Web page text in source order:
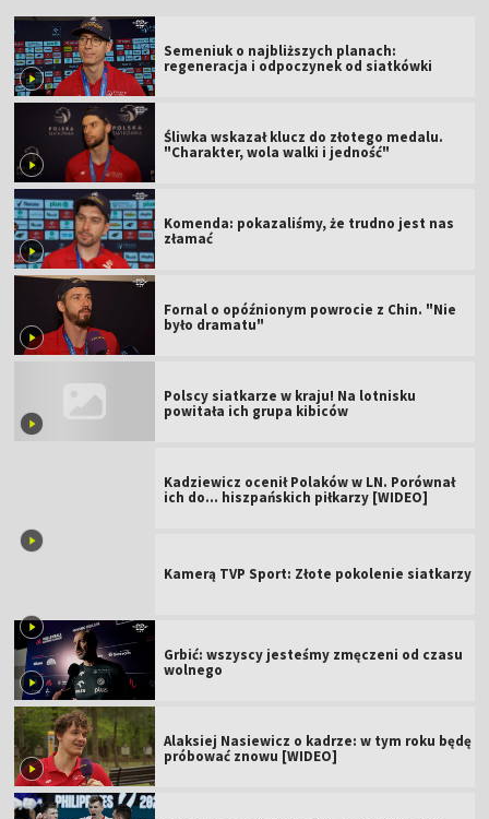
Semeniuk o najbliższych planach:
regeneracja i odpoczynek od siatkówki
Śliwka wskazał klucz do złotego medalu.
"Charakter, wola walki i jedność"
Komenda: pokazaliśmy, że trudno jest nas
złamać
Fornal o opóźnionym powrocie z Chin. "Nie
było dramatu"
Polscy siatkarze w kraju! Na lotnisku
powitała ich grupa kibiców
Kadziewicz ocenił Polaków w LN. Porównał
ich do... hiszpańskich piłkarzy [WIDEO]
Kamerą TVP Sport: Złote pokolenie siatkarzy
Grbić: wszyscy jesteśmy zmęczeni od czasu
wolnego
Alaksiej Nasiewicz o kadrze: w tym roku będę
próbować znowu [WIDEO]